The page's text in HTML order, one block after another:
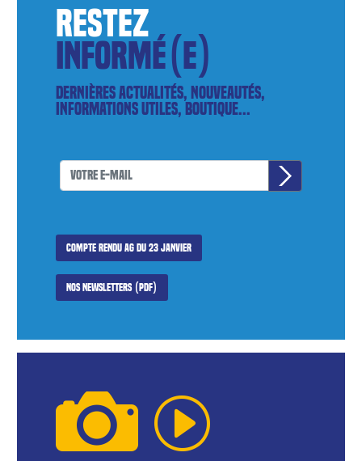
restez
informé(e)
Dernières actualités, nouveautés,
informations utiles, boutique...
Compte rendu AG du 23 janvier
Nos newsletters (PDF)